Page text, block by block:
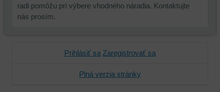
radi pomôžu pri výbere vhodného náradia. Kontaktujte
nás prosím.
Prihlásiť sa Zaregistrovať sa
Plná verzia stránky